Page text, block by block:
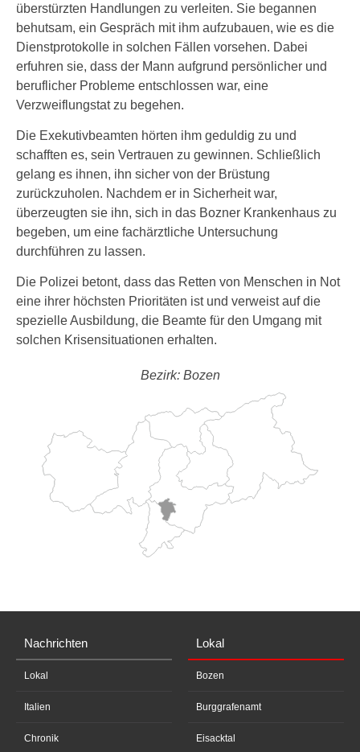
überstürzten Handlungen zu verleiten. Sie begannen
behutsam, ein Gespräch mit ihm aufzubauen, wie es die
Dienstprotokolle in solchen Fällen vorsehen. Dabei
erfuhren sie, dass der Mann aufgrund persönlicher und
beruflicher Probleme entschlossen war, eine
Verzweiflungstat zu begehen.
Die Exekutivbeamten hörten ihm geduldig zu und
schafften es, sein Vertrauen zu gewinnen. Schließlich
gelang es ihnen, ihn sicher von der Brüstung
zurückzuholen. Nachdem er in Sicherheit war,
überzeugten sie ihn, sich in das Bozner Krankenhaus zu
begeben, um eine fachärztliche Untersuchung
durchführen zu lassen.
Die Polizei betont, dass das Retten von Menschen in Not
eine ihrer höchsten Prioritäten ist und verweist auf die
spezielle Ausbildung, die Beamte für den Umgang mit
solchen Krisensituationen erhalten.
Bezirk: Bozen
Nachrichten
Lokal
Italien
Chronik
Lokal
Bozen
Burggrafenamt
Eisacktal